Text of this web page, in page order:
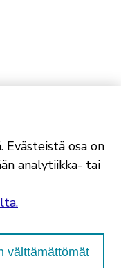
Evästeistä osa on
analytiikka- tai
välttämättömät